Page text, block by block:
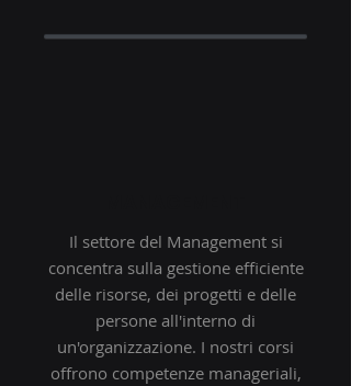
Il settore del Management si
concentra sulla gestione efficiente
delle risorse, dei progetti e delle
persone all'interno di
un'organizzazione. I nostri corsi
offrono competenze manageriali,